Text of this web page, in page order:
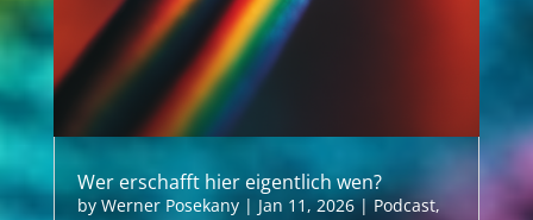
Wer erschafft hier eigentlich wen?
by Werner Posekany| Jan 11, 2026| Podcast,